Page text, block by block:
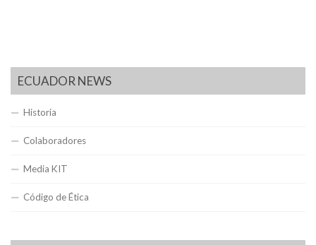
ECUADOR NEWS
Historia
Colaboradores
Media KIT
Código de Ética